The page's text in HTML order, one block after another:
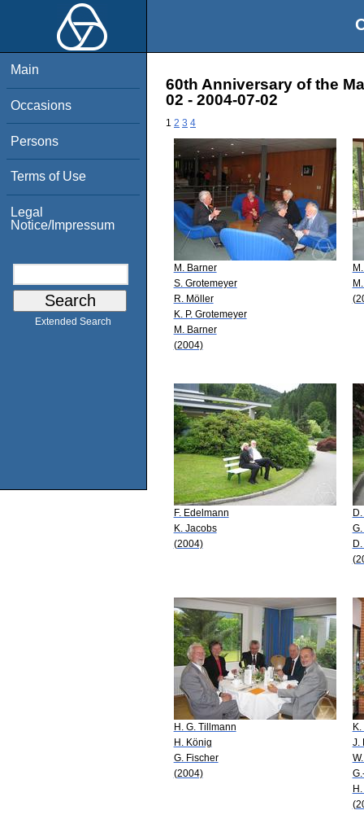
Main
Occasions
Persons
Terms of Use
Legal
Notice/Impressum
Extended Search
60th Anniversary of the
02 - 2004-07-02
1 2 3 4
M. Barner
S. Grotemeyer
R. Möller
K. P. Grotemeyer
M. Barner
(2004)
F. Edelmann
K. Jacobs
(2004)
H. G. Tillmann
H. König
G. Fischer
(2004)
J.